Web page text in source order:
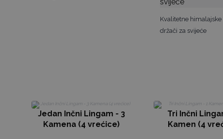
Kvalitetne
držači za svijeće
Jedan Inčni Lingam - 3
Kamena (4 vrećice)
Tri Inčni
Kamen (4